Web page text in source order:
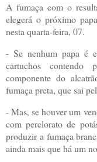
A fumaça com o
elegerá o próximo
nesta quarta-feira, 07.
- Se nenhum papa é
cartuchos contendo
componente do
fumaça preta, que sai
- Mas, se houver um
com perclorato de
produzir a fumaça
ainda mais que há um